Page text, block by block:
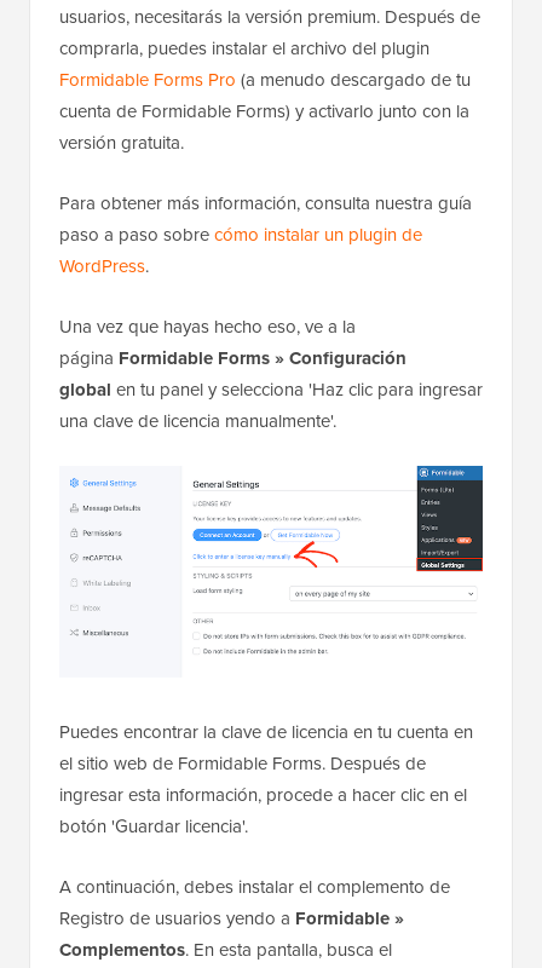
usuarios, necesitarás la versión premium. Después de
comprarla, puedes instalar el archivo del plugin
Formidable Forms Pro (a menudo descargado de tu
cuenta de Formidable Forms) y activarlo junto con la
versión gratuita.
Para obtener más información, consulta nuestra guía
paso a paso sobrecómo instalar un plugin de
WordPress.
Una vez que hayas hecho eso, ve a la
página Formidable Forms » Configuración
global en tu panel y selecciona 'Haz clic para ingresar
una clave de licencia manualmente'.
Puedes encontrar la clave de licencia en tu cuenta en
el sitio web de Formidable Forms. Después de
ingresar esta información, procede a hacer clic en el
botón 'Guardar licencia'.
A continuación, debes instalar el complemento de
Registro de usuarios yendo a Formidable »
Complementos. En esta pantalla, busca el